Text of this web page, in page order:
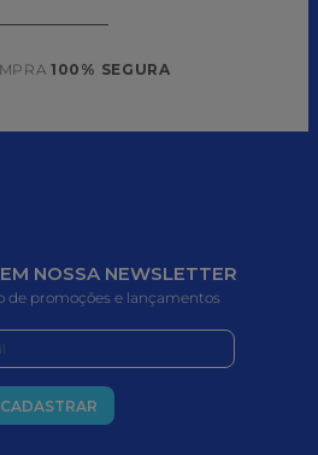
100% SEGURA
NOSSA NEWSLETTER
de promoções e lançamentos
CADASTRAR